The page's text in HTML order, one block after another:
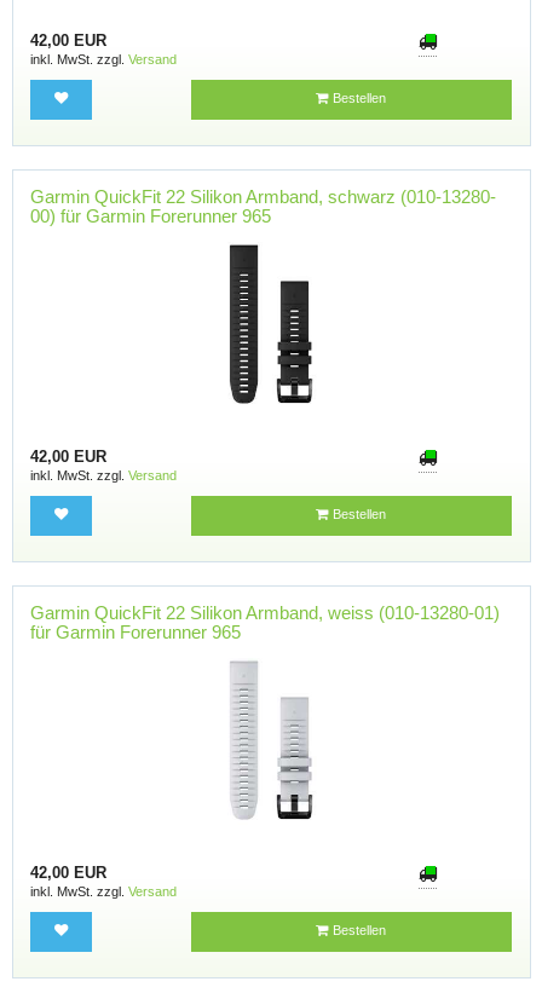
42,00 EUR
inkl. MwSt. zzgl. Versand
Bestellen
Garmin QuickFit 22 Silikon Armband, schwarz (010-13280-
00) für Garmin Forerunner 965
42,00 EUR
inkl. MwSt. zzgl. Versand
Bestellen
Garmin QuickFit 22 Silikon Armband, weiss (010-13280-01)
für Garmin Forerunner 965
42,00 EUR
inkl. MwSt. zzgl. Versand
Bestellen